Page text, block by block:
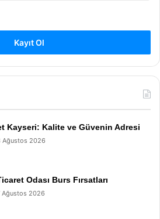
Kayıt Ol
Kayseri: Kalite ve Güvenin Adresi
Ağustos 2026
Odası Burs Fırsatları
Ağustos 2026